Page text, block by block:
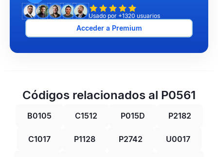
Usado por +1320 usuarios
Acceder a Premium
Códigos relacionados al P0561
B0105 C1512 P015D P2182
C1017 P1128 P2742 U0017